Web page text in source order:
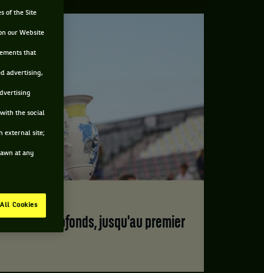
of the Site
our Website
that
advertising,
the social
external site;
at any
Cookies